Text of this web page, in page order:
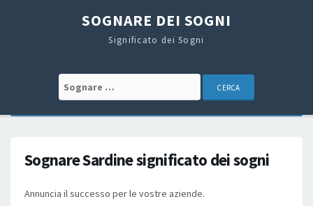
SOGNARE DEI SOGNI
Significato dei Sogni
Search for:
Sognare Sardine significato dei sogni
Annuncia il successo per le vostre aziende.